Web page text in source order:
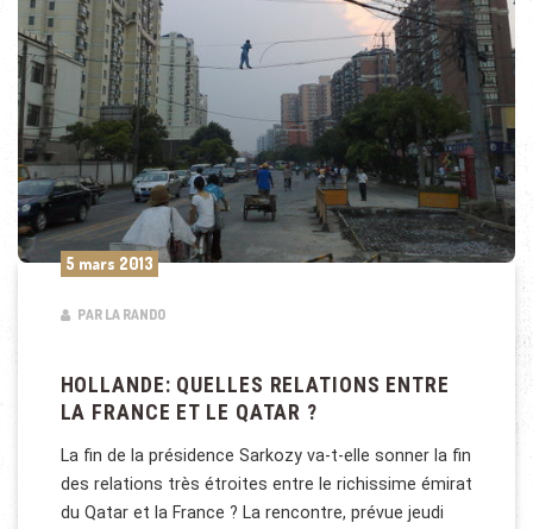
5 mars 2013
PAR LA RANDO
HOLLANDE: QUELLES RELATIONS ENTRE
LA FRANCE ET LE QATAR ?
La fin de la présidence Sarkozy va-t-elle sonner la fin
des relations très étroites entre le richissime émirat
du Qatar et la France ? La rencontre, prévue jeudi